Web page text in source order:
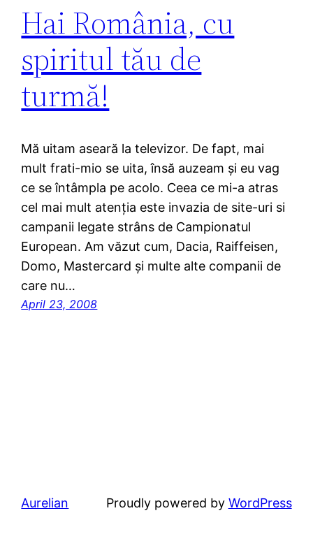
Hai România, cu
spiritul tău de
turmă!
Mă uitam aseară la televizor. De fapt, mai
mult frati-mio se uita, însă auzeam și eu vag
ce se întâmpla pe acolo. Ceea ce mi-a atras
cel mai mult atenția este invazia de site-uri si
campanii legate strâns de Campionatul
European. Am văzut cum, Dacia, Raiffeisen,
Domo, Mastercard și multe alte companii de
care nu…
April 23, 2008
Aurelian Proudly powered by WordPress